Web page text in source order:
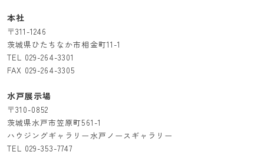
本社
〒311-1246
茨城県ひたちなか市相金町11-1
TEL 029-264-3301
FAX 029-264-3305
水戸展示場
〒310-0852
茨城県水戸市笠原町561-1
ハウジングギャラリー水戸ノースギャラリー
TEL 029-353-7747